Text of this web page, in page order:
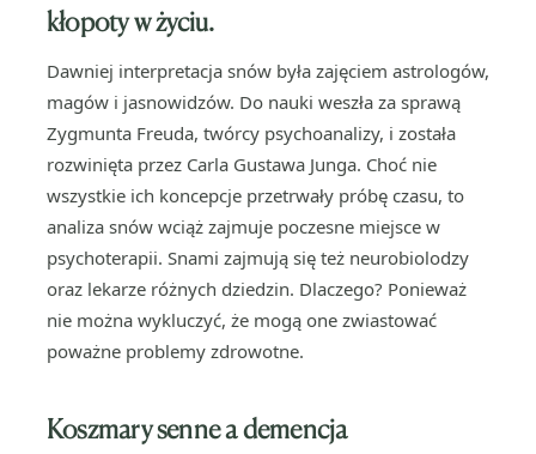
kłopoty w życiu.
Dawniej interpretacja snów była zajęciem astrologów,
magów i jasnowidzów. Do nauki weszła za sprawą
Zygmunta Freuda, twórcy psychoanalizy, i została
rozwinięta przez Carla Gustawa Junga. Choć nie
wszystkie ich koncepcje przetrwały próbę czasu, to
analiza snów wciąż zajmuje poczesne miejsce w
psychoterapii. Snami zajmują się też neurobiolodzy
oraz lekarze różnych dziedzin. Dlaczego? Ponieważ
nie można wykluczyć, że mogą one zwiastować
poważne problemy zdrowotne.
Koszmary senne a demencja